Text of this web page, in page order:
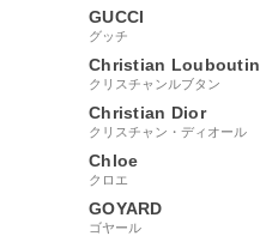
GUCCI
グッチ
Christian Louboutin
クリスチャンルブタン
Christian Dior
クリスチャン・ディオール
Chloe
クロエ
GOYARD
ゴヤール